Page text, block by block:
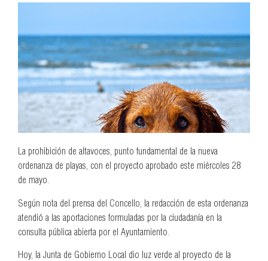
La prohibición de altavoces, punto fundamental de la nueva
ordenanza de playas, con el proyecto aprobado este miércoles 28
de mayo.
Según nota del prensa del Concello, la redacción de esta ordenanza
atendió a las aportaciones formuladas por la ciudadanía en la
consulta pública abierta por el Ayuntamiento.
Hoy, la Junta de Gobierno Local dio luz verde al proyecto de la